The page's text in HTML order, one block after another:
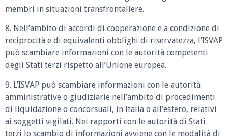
membri in situazioni transfrontaliere.
8. Nell’ambito di accordi di cooperazione e a condizione di
reciprocità e di equivalenti obblighi di riservatezza, l’ISVAP
può scambiare informazioni con le autorità competenti
degli Stati terzi rispetto all’Unione europea.
9. L’ISVAP può scambiare informazioni con le autorità
amministrative o giudiziarie nell’ambito di procedimenti
di liquidazione o concorsuali, in Italia o all’estero, relativi
ai soggetti vigilati. Nei rapporti con le autorità di Stati
terzi lo scambio di informazioni avviene con le modalità di